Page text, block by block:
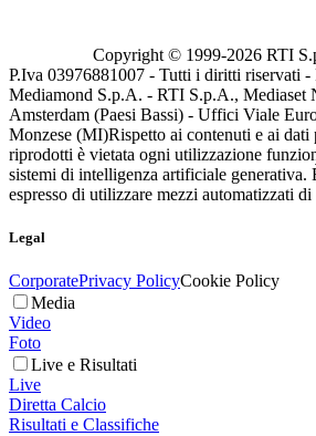
Copyright © 1999-2026 RTI
P.Iva 03976881007 - Tutti i diritti riservati -
Mediamond S.p.A. - RTI S.p.A., Mediaset
Amsterdam (Paesi Bassi) - Uffici Viale
Monzese (MI)Rispetto ai contenuti e ai dati
riprodotti è vietata ogni utilizzazione
sistemi di intelligenza artificiale generativa.
espresso di utilizzare mezzi automatizzati di
Legal
CorporatePrivacy PolicyCookie Policy
Media
Video
Foto
Live e Risultati
Live
Diretta Calcio
Risultati e Classifiche